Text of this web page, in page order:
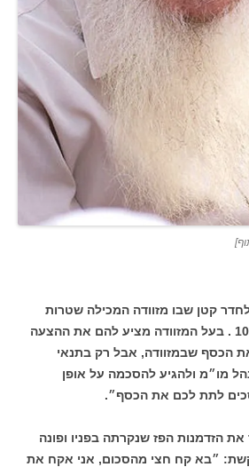
לחדר קטן שבו מזוודה המכילה שטרות
כסף בסכום של 100,000$ . בעל המזוודה מציע להם את ההצעה
הכסף שבמזוודה, אבל רק בתנאי
מו״מ ולהגיע להסכמה על אופן
לתת לכם את הכסף״.
את הזדמנות הפז שנקרתה בפניו ופונה
״בא קח חצי מהסכום, אני אקח את